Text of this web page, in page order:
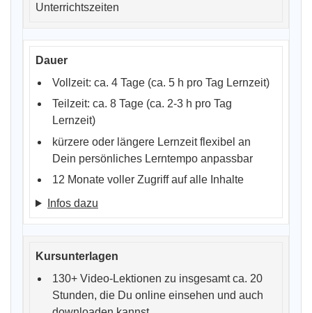
Unterrichtszeiten
Vollzeit: ca. 4 Tage (ca. 5 h pro Tag Lernzeit)
Teilzeit: ca. 8 Tage (ca. 2-3 h pro Tag
Lernzeit)
kürzere oder längere Lernzeit flexibel an
Dein persönliches Lerntempo anpassbar
12 Monate voller Zugriff auf alle Inhalte
Infos dazu
130+ Video-Lektionen zu insgesamt ca. 20
Stunden, die Du online einsehen und auch